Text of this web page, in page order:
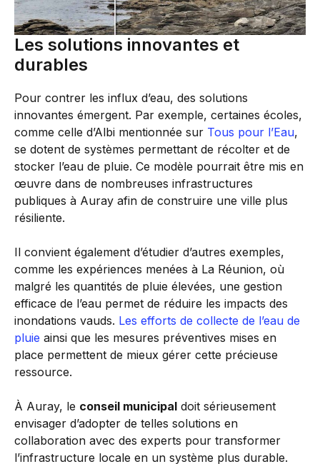
Les solutions innovantes et
durables
Pour contrer les influx d’eau, des solutions
innovantes émergent. Par exemple, certaines écoles,
comme celle d’Albi mentionnée sur Tous pour l’Eau,
se dotent de systèmes permettant de récolter et de
stocker l’eau de pluie. Ce modèle pourrait être mis en
œuvre dans de nombreuses infrastructures
publiques à Auray afin de construire une ville plus
résiliente.
Il convient également d’étudier d’autres exemples,
comme les expériences menées à La Réunion, où
malgré les quantités de pluie élevées, une gestion
efficace de l’eau permet de réduire les impacts des
inondations vauds. Les efforts de collecte de l’eau de
pluie ainsi que les mesures préventives mises en
place permettent de mieux gérer cette précieuse
ressource.
À Auray, le conseil municipal doit sérieusement
envisager d’adopter de telles solutions en
collaboration avec des experts pour transformer
l’infrastructure locale en un système plus durable.